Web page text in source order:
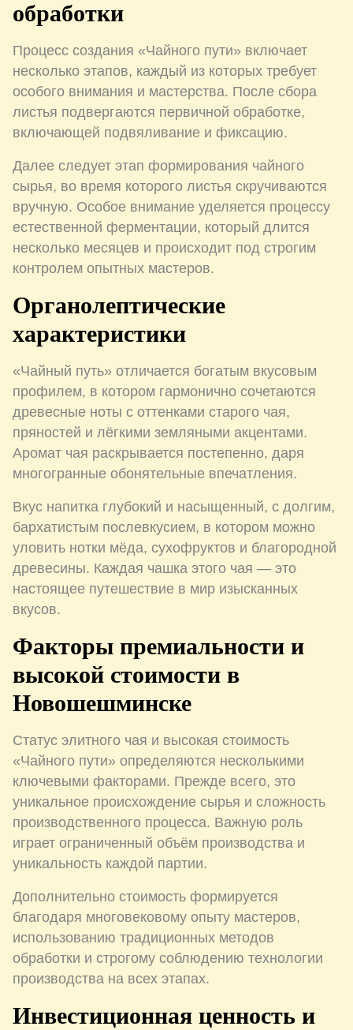
обработки
Процесс создания «Чайного пути» включает
несколько этапов, каждый из которых требует
особого внимания и мастерства. После сбора
листья подвергаются первичной обработке,
включающей подвяливание и фиксацию.
Далее следует этап формирования чайного
сырья, во время которого листья скручиваются
вручную. Особое внимание уделяется процессу
естественной ферментации, который длится
несколько месяцев и происходит под строгим
контролем опытных мастеров.
Органолептические
характеристики
«Чайный путь» отличается богатым вкусовым
профилем, в котором гармонично сочетаются
древесные ноты с оттенками старого чая,
пряностей и лёгкими земляными акцентами.
Аромат чая раскрывается постепенно, даря
многогранные обонятельные впечатления.
Вкус напитка глубокий и насыщенный, с долгим,
бархатистым послевкусием, в котором можно
уловить нотки мёда, сухофруктов и благородной
древесины. Каждая чашка этого чая — это
настоящее путешествие в мир изысканных
вкусов.
Факторы премиальности и
высокой стоимости в
Новошешминске
Статус элитного чая и высокая стоимость
«Чайного пути» определяются несколькими
ключевыми факторами. Прежде всего, это
уникальное происхождение сырья и сложность
производственного процесса. Важную роль
играет ограниченный объём производства и
уникальность каждой партии.
Дополнительно стоимость формируется
благодаря многовековому опыту мастеров,
использованию традиционных методов
обработки и строгому соблюдению технологии
производства на всех этапах.
Инвестиционная ценность и